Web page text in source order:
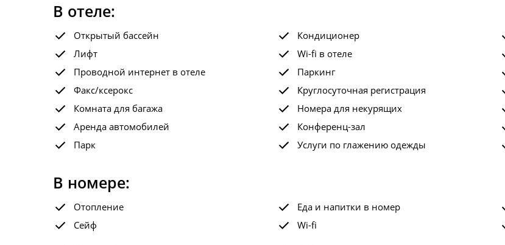
В отеле:
Открытый бассейн Кондиционер
Лифт
Wi-fi в отеле
Проводной интернет в отеле
Паркинг
Факс/ксерокс
Круглосуточная регистрация
Комната для багажа
Номера для некурящих
Аренда автомобилей
Конференц-зал
Парк
Услуги по глажению одежды
В номере:
Отопление Еда и напитки в номер
Сейф
Wi-fi